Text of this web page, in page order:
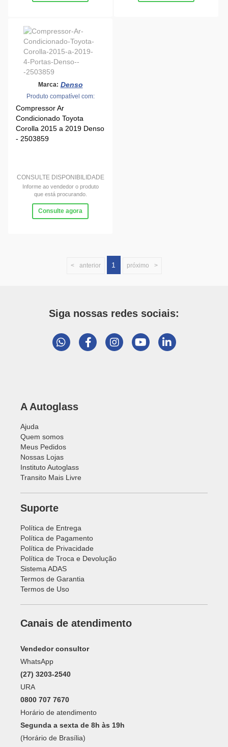
Marca: Denso
Produto compatível com:
Compressor Ar
Condicionado Toyota
Corolla 2015 a 2019 Denso
- 2503859
CONSULTE DISPONIBILIDADE
Informe ao vendedor o produto
que está procurando.
Consulte agora
anterior 1 próximo
Siga nossas redes sociais:
A Autoglass
Ajuda
Quem somos
Meus Pedidos
Nossas Lojas
Instituto Autoglass
Transito Mais Livre
Suporte
Política de Entrega
Política de Pagamento
Política de Privacidade
Política de Troca e Devolução
Sistema ADAS
Termos de Garantia
Termos de Uso
Canais de atendimento
Vendedor consultor
WhatsApp
(27) 3203-2540
URA
0800 707 7670
Horário de atendimento
Segunda a sexta de 8h às 19h
(Horário de Brasília)